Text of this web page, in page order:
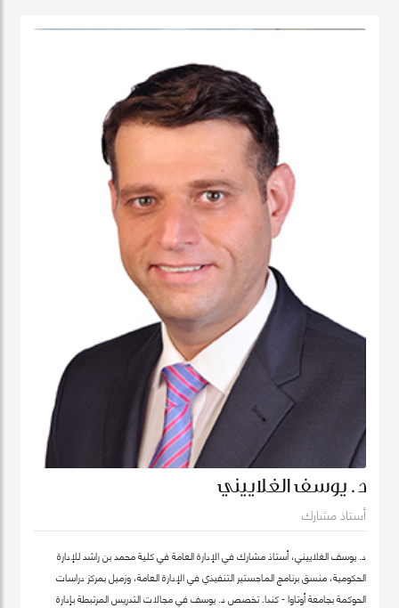
مجال الذكاء الاصطناعي، بما في ذلك Nexus FrontierTech، ومؤسسة AI Native ،
د. يوسف الغلاييني
أستاذ مشارك
د. يوسف الغلاييني، أستاذ مشارك في الإدارة العامة في كلية محمد بن راشد للإدارة
الحكومية، منسق برنامج الماجستير التنفيذي في الإدارة العامة، وزميل بمركز دراسات
الحوكمة بجامعة أوتاوا - كندا. تَخصص د. يوسف في مجالات التدريس المرتبطة بإدارة